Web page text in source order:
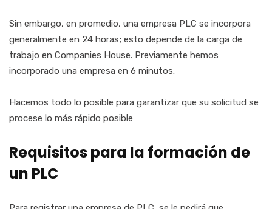
Sin embargo, en promedio, una empresa PLC se incorpora
generalmente en 24 horas; esto depende de la carga de
trabajo en Companies House. Previamente hemos
incorporado una empresa en 6 minutos.
Hacemos todo lo posible para garantizar que su solicitud se
procese lo más rápido posible
Requisitos para la formación de
un PLC